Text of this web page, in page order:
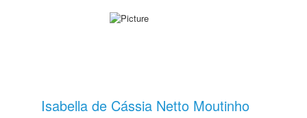
Isabella de Cássia Netto Moutinho